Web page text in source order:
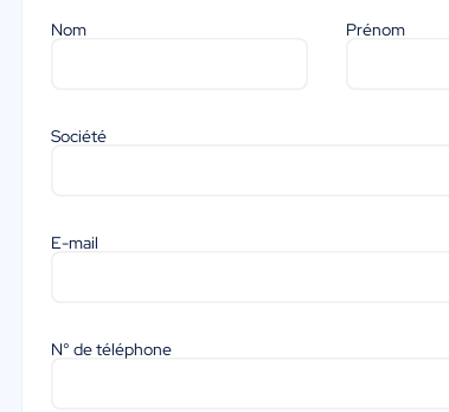
Nom Prénom
Société
E-mail
N° de téléphone